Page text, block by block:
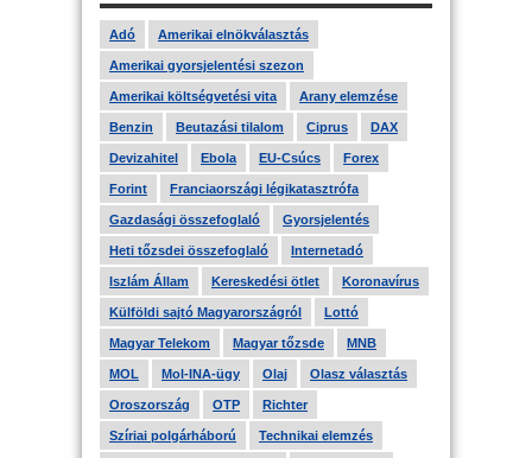
Adó Amerikai elnökválasztás
Amerikai gyorsjelentési szezon
Amerikai költségvetési vita Arany elemzése
Benzin Beutazási tilalom Ciprus DAX
Devizahitel Ebola EU-Csúcs Forex
Forint Franciaországi légikatasztrófa
Gazdasági összefoglaló Gyorsjelentés
Heti tőzsdei összefoglaló Internetadó
Iszlám Állam Kereskedési ötlet Koronavírus
Külföldi sajtó Magyarországról Lottó
Magyar Telekom Magyar tőzsde MNB
MOL Mol-INA-ügy Olaj Olasz választás
Oroszország OTP Richter
Szíriai polgárháború Technikai elemzés